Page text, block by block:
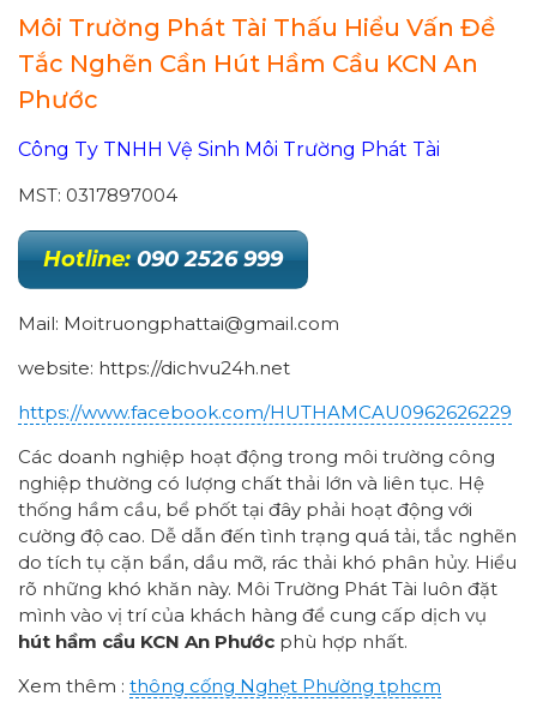
Môi Trường Phát Tài Thấu Hiểu Vấn Đề
Tắc Nghẽn Cần Hút Hầm Cầu KCN An
Phước
Công Ty TNHH Vệ Sinh Môi Trường Phát Tài
MST: 0317897004
Hotline: 090 2526 999
Mail: Moitruongphattai@gmail.com
website: https://dichvu24h.net
https://www.facebook.com/HUTHAMCAU0962626229
Các doanh nghiệp hoạt động trong môi trường công
nghiệp thường có lượng chất thải lớn và liên tục. Hệ
thống hầm cầu, bể phốt tại đây phải hoạt động với
cường độ cao. Dễ dẫn đến tình trạng quá tải, tắc nghẽn
do tích tụ cặn bẩn, dầu mỡ, rác thải khó phân hủy. Hiểu
rõ những khó khăn này. Môi Trường Phát Tài luôn đặt
mình vào vị trí của khách hàng để cung cấp dịch vụ
hút hầm cầu KCN An Phước phù hợp nhất.
Xem thêm : thông cống Nghẹt Phường tphcm